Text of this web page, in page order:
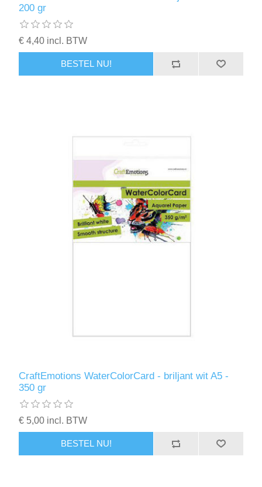
200 gr
€ 4,40 incl. BTW
BESTEL NU!
CraftEmotions WaterColorCard - briljant wit A5 -
350 gr
€ 5,00 incl. BTW
BESTEL NU!